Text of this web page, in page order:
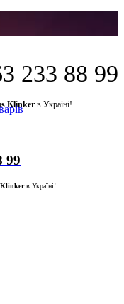
Klinkerв Україні!
233 88 99
99
Klinkerв Україні!